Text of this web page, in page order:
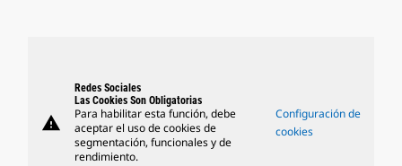
warning
Redes Sociales
Las Cookies Son Obligatorias
Para habilitar esta función, debe
aceptar el uso de cookies de
segmentación, funcionales y de
rendimiento.
Configuración de
cookies